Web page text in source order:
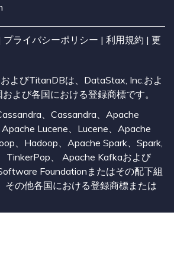
プライバシーポリシー | 利用規約 | 更
よびTitanDBは、DataStax, Inc.およ
よび各国における登録商標です。
、Cassandra、Apache
Lucene、Lucene、Apache
、Hadoop、Apache Spark、Spark,
TinkerPop、 Apache Kafkaおよび
Foundationまたはその配下組
その他各国における登録商標または